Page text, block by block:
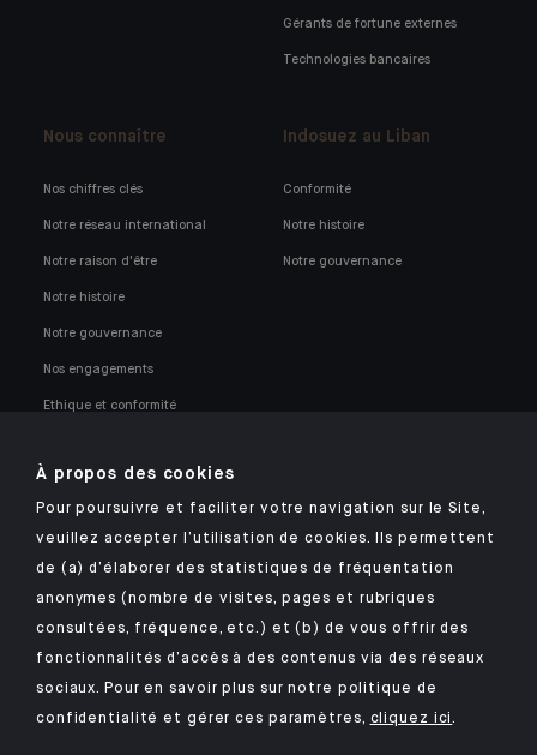
Gérants de fortune externes
Technologies bancaires
Nous connaître
Nos chiffres clés
Notre réseau international
Notre raison d'être
Notre histoire
Notre gouvernance
Nos engagements
Ethique et conformité
Indosuez au Liban
Conformité
Notre histoire
Notre gouvernance
Retrouvez notre application mobile Indosuez
MENTIONS LÉGALES
À propos des cookies
Pour poursuivre et faciliter votre navigation sur le Site,
veuillez accepter l’utilisation de cookies. Ils permettent
de (a) d’élaborer des statistiques de fréquentation
anonymes (nombre de visites, pages et rubriques
consultées, fréquence, etc.) et (b) de vous offrir des
fonctionnalités d’accès à des contenus via des réseaux
sociaux. Pour en savoir plus sur notre politique de
confidentialité et gérer ces paramètres, cliquez ici.